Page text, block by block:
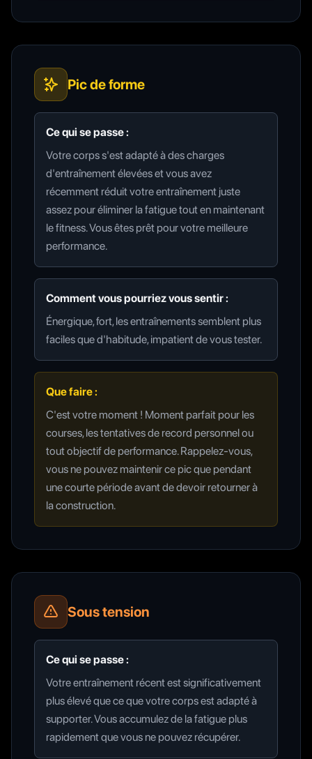
Pic de forme
Ce qui se passe :
Votre corps s'est adapté à des charges
d'entraînement élevées et vous avez
récemment réduit votre entraînement juste
assez pour éliminer la fatigue tout en maintenant
le fitness. Vous êtes prêt pour votre meilleure
performance.
Comment vous pourriez vous sentir :
Énergique, fort, les entraînements semblent plus
faciles que d'habitude, impatient de vous tester.
Que faire :
C'est votre moment ! Moment parfait pour les
courses, les tentatives de record personnel ou
tout objectif de performance. Rappelez-vous,
vous ne pouvez maintenir ce pic que pendant
une courte période avant de devoir retourner à
la construction.
Sous tension
Ce qui se passe :
Votre entraînement récent est significativement
plus élevé que ce que votre corps est adapté à
supporter. Vous accumulez de la fatigue plus
rapidement que vous ne pouvez récupérer.